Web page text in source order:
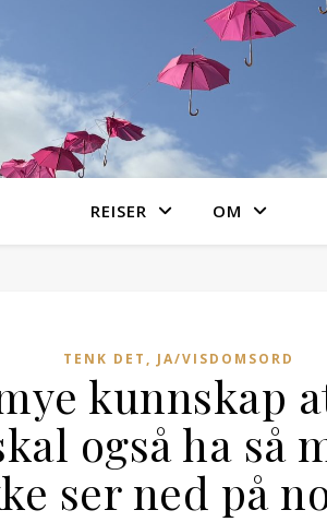
REISER OM
TENK DET, JA/VISDOMSORD
kunnskap
også ha så
ser ned på